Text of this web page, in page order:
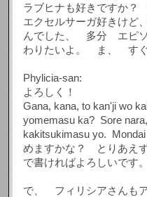
ラブヒナも好きですか
エクセルサーガ好きけど
んでした、 多分 エピ
わりたいよ。 ま、 すぐ
Phylicia-san:
よろしく！
Gana, kana, to kan'ji wo
yomemasu ka? Sore
kakitsukimasu yo.
めますかな？ とりあえ
で書ければよろしいです。
で、 フィリシアさんも